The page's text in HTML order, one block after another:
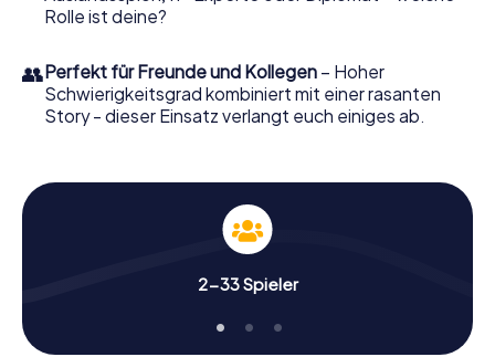
Rolle ist deine?
👥Perfekt für Freunde und Kollegen – Hoher
Schwierigkeitsgrad kombiniert mit einer rasanten
Story - dieser Einsatz verlangt euch einiges ab.
2-33 Spieler